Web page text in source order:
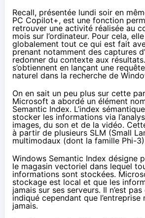
Recall, présentée lundi soir en
PC Copilot+, est une fonction
retrouver une activité réalisée au
mois sur l’ordinateur. Pour cela,
globalement tout ce qui est fait
prenant notamment des captures
redonner du contexte aux
s’obtiennent en lançant une
naturel dans la recherche de
On en sait un peu plus sur cette
Microsoft a abordé un élément
Semantic Index. L’index
stocker les informations via
images, du son et de la vidéo.
à partir de plusieurs SLM (Small
multimodaux (dont la famille Phi-
Windows Semantic Index désigne
le magasin vectoriel dans lequel
informations sont stockées.
stockage est local et que les
jamais sur ses serveurs. Il n’est
indiqué cependant que l’entreprise
jamais.